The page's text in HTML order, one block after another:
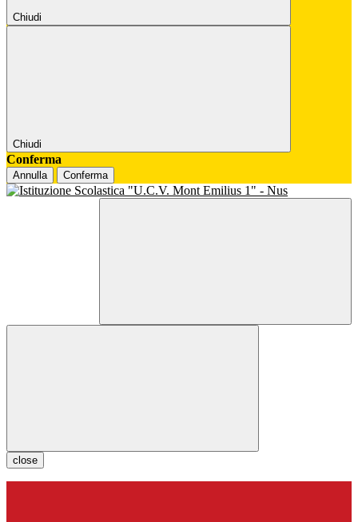
Chiudi
Chiudi
Conferma
Annulla Conferma
close